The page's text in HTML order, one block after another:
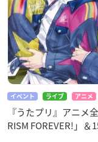
イベント ライブ アニメ
『うたプリ』アニメ
RISM FOREVER!」